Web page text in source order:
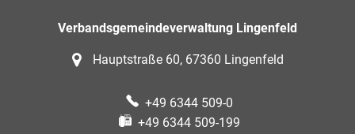
Verbandsgemeindeverwaltung Lingenfeld
Hauptstraße 60, 67360 Lingenfeld
+49 6344 509-0
+49 6344 509-199